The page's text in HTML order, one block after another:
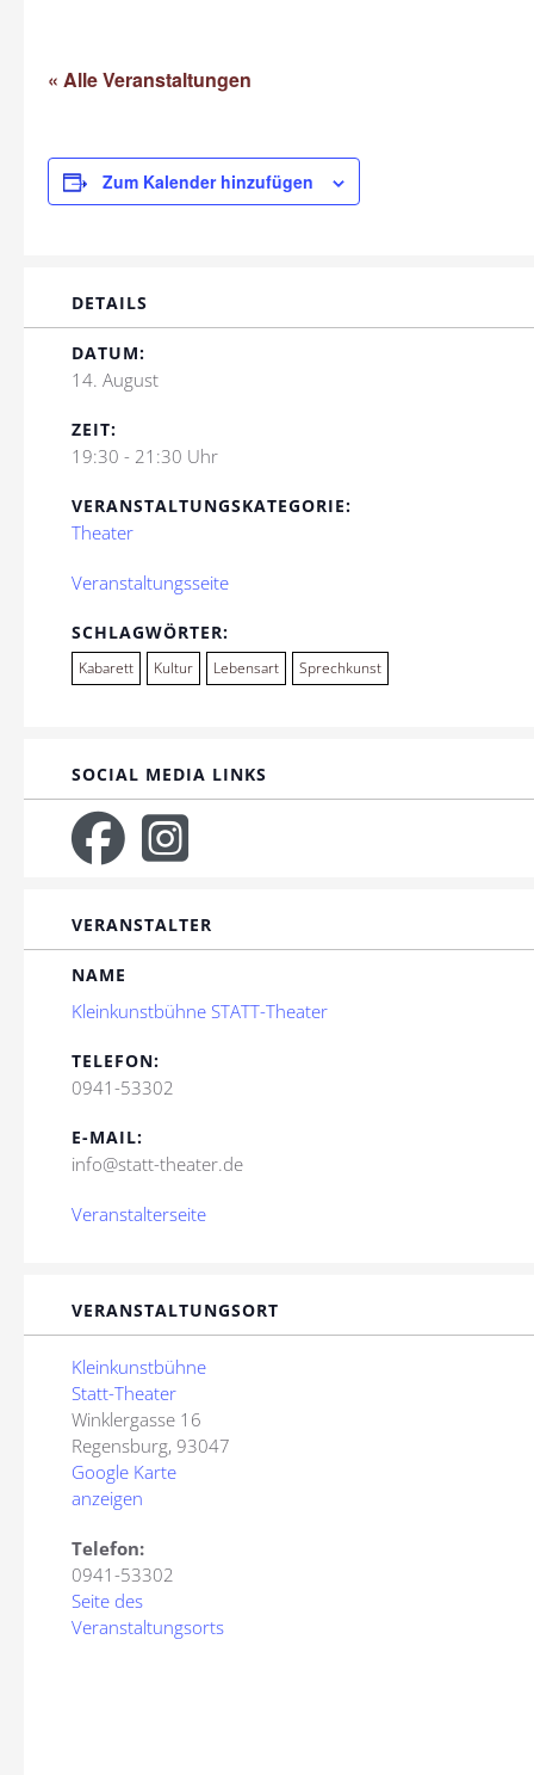
« Alle Veranstaltungen
Zum Kalender hinzufügen
DETAILS
DATUM:
14. August
ZEIT:
19:30 - 21:30 Uhr
VERANSTALTUNGSKATEGORIE:
Theater
Veranstaltungsseite
SCHLAGWÖRTER:
Kabarett Kultur Lebensart Sprechkunst
SOCIAL MEDIA LINKS
VERANSTALTER
NAME
Kleinkunstbühne STATT-Theater
TELEFON:
0941-53302
E-MAIL:
info@statt-theater.de
Veranstalterseite
VERANSTALTUNGSORT
Kleinkunstbühne
Statt-Theater
Winklergasse 16
Regensburg, 93047
Google Karte
anzeigen
Telefon:
0941-53302
Seite des
Veranstaltungsorts